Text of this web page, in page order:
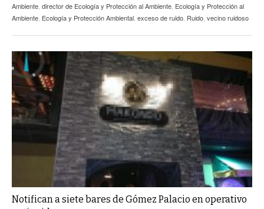
Ambiente director de Ecología y Protección al Ambiente Ecología y Protección al
Ambiente Ecología y Protección Ambiental exceso de ruido Ruido vecino ruidoso
Notifican a siete bares de Gómez Palacio en operativo